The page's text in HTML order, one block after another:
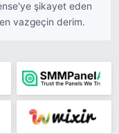
şikayet eden
vazgeçin derim.